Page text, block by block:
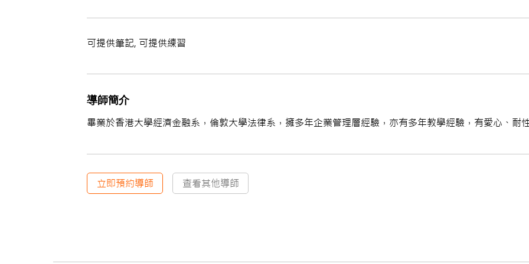
可提供筆記, 可提供練習
導師簡介
畢業於香港大學經濟金融系，倫敦大學法律系，擁多年企業管理層經驗，亦有多年教學經驗，有愛心、耐
立即預約導師 查看其他導師